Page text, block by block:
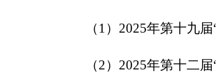
（1）2025年第十九
（2）2025年第十二